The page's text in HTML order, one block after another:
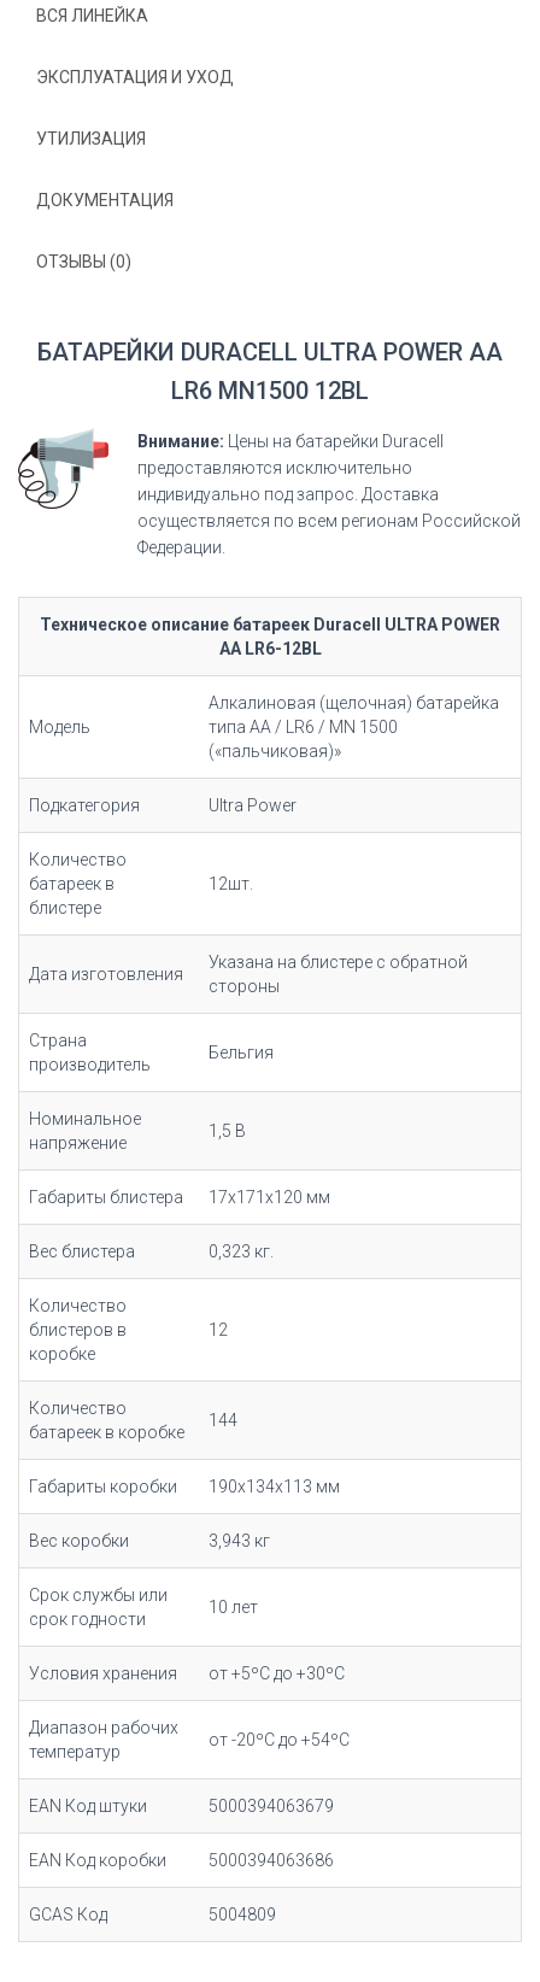
ВСЯ ЛИНЕЙКА
ЭКСПЛУАТАЦИЯ И УХОД
УТИЛИЗАЦИЯ
ДОКУМЕНТАЦИЯ
ОТЗЫВЫ (0)
БАТАРЕЙКИ DURACELL ULTRA POWER АА
LR6 MN1500 12BL
Внимание: Цены на батарейки Duracell
предоставляются исключительно
индивидуально под запрос. Доставка
осуществляется по всем регионам Российской
Федерации.
Техническое описание батареек Duracell ULTRA POWER
AA LR6-12BL
Модель
Алкалиновая (щелочная) батарейка
типа AA / LR6 / MN 1500
(«пальчиковая)»
Подкатегория Ultra Power
Количество
батареек в
блистере
12шт.
Дата изготовления
Указана на блистере с обратной
стороны
Страна
производитель
Бельгия
Номинальное
напряжение
1,5 В
Габариты блистера 17х171х120 мм
Вес блистера 0,323 кг.
Количество
блистеров в
коробке
12
Количество
батареек в коробке
144
Габариты коробки 190х134х113 мм
Вес коробки 3,943 кг
Срок службы или
срок годности
10 лет
Условия хранения от +5ºC до +30ºC
Диапазон рабочих
температур
от -20ºC до +54ºC
EAN Код штуки 5000394063679
EAN Код коробки 5000394063686
GCAS Код 5004809